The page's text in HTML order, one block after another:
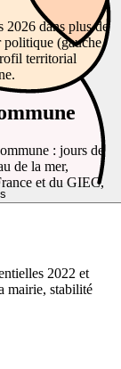
2026 dans plus de
politique (gauche,
territorial
: jours de
de la mer,
et du GIEC,
2022 et
mairie, stabilité